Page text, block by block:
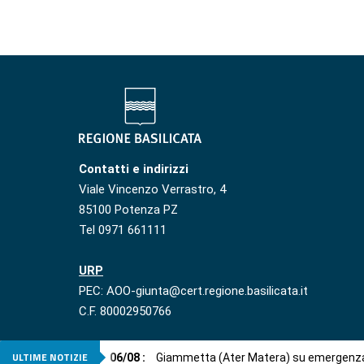
Contatti e indirizzi
Viale Vincenzo Verrastro, 4
85100 Potenza PZ
Tel 0971 661111
URP
PEC: AOO-giunta@cert.regione.basilicata.it
C.F. 80002950766
ULTIME NOTIZIE 06/08 : Giammetta (Ater Matera) su